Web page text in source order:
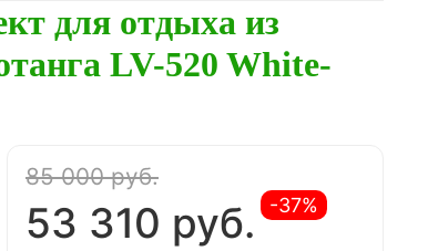
для отдыха из
LV-520 White-
85 000 руб.
53 310 руб. -37%